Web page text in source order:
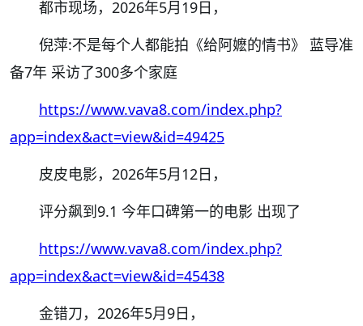
都市现场， 2026年5月19日，
倪萍:不是每个人都能拍《给阿嬷的情书》
蓝导准
备7年 采访了300多个家庭
https://www.vava8.com/index.php?
app=index&act=view&id=49425
皮皮电影， 2026年5月12日，
评分飙到9.1 今年口碑第一的电影 出现了
https://www.vava8.com/index.php?
app=index&act=view&id=45438
金错刀， 2026年5月9日，